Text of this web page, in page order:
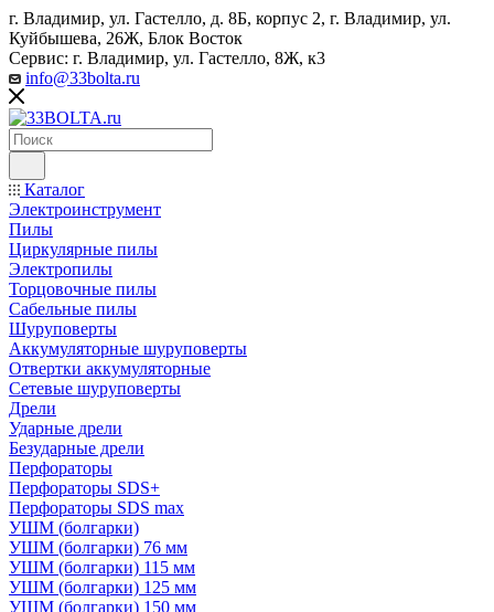
г. Владимир, ул. Гастелло, д. 8Б, корпус 2, г. Владимир, ул. ​
Куйбышева, 26Ж, Блок Восток
Сервис: г. Владимир, ул. Гастелло, 8Ж, к3
info@33bolta.ru
Каталог
Электроинструмент
Пилы
Циркулярные пилы
Электропилы
Торцовочные пилы
Сабельные пилы
Шуруповерты
Аккумуляторные шуруповерты
Отвертки аккумуляторные
Сетевые шуруповерты
Дрели
Ударные дрели
Безударные дрели
Перфораторы
Перфораторы SDS+
Перфораторы SDS max
УШМ (болгарки)
УШМ (болгарки) 76 мм
УШМ (болгарки) 115 мм
УШМ (болгарки) 125 мм
УШМ (болгарки) 150 мм